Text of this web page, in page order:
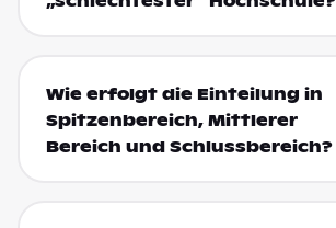
Wie erfolgt die Einteilung in
Spitzenbereich, Mittlerer
Bereich und Schlussbereich?